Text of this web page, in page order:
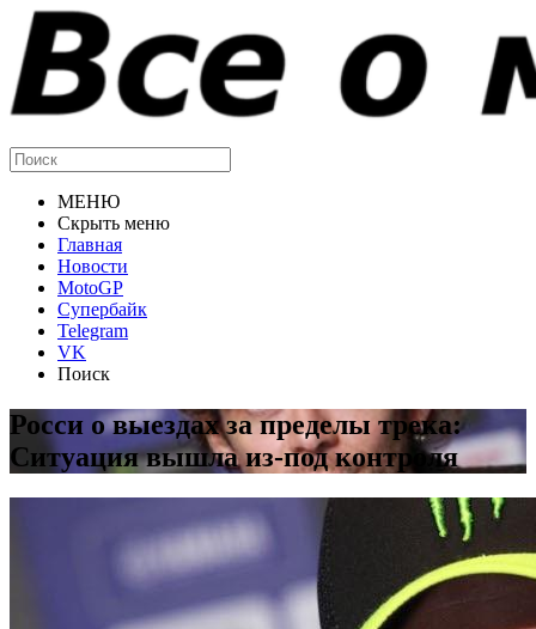
МЕНЮ
Скрыть меню
Главная
Новости
MotoGP
Супербайк
Telegram
VK
Поиск
Росси о выездах за пределы трека:
Ситуация вышла из-под контроля